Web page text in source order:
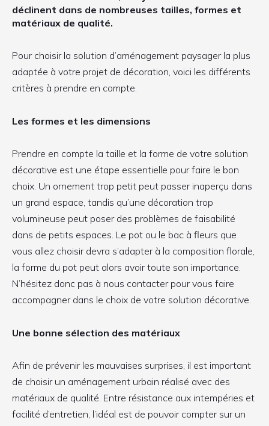
déclinent dans de nombreuses tailles, formes et
matériaux de qualité.
Pour choisir la solution d’aménagement paysager la plus
adaptée à votre projet de décoration, voici les différents
critères à prendre en compte.
Les formes et les dimensions
Prendre en compte la taille et la forme de votre solution
décorative est une étape essentielle pour faire le bon
choix. Un ornement trop petit peut passer inaperçu dans
un grand espace, tandis qu’une décoration trop
volumineuse peut poser des problèmes de faisabilité
dans de petits espaces. Le pot ou le bac à fleurs que
vous allez choisir devra s’adapter à la composition florale,
la forme du pot peut alors avoir toute son importance.
N’hésitez donc pas à nous contacter pour vous faire
accompagner dans le choix de votre solution décorative.
Une bonne sélection des matériaux
Afin de prévenir les mauvaises surprises, il est important
de choisir un aménagement urbain réalisé avec des
matériaux de qualité. Entre résistance aux intempéries et
facilité d’entretien, l’idéal est de pouvoir compter sur un